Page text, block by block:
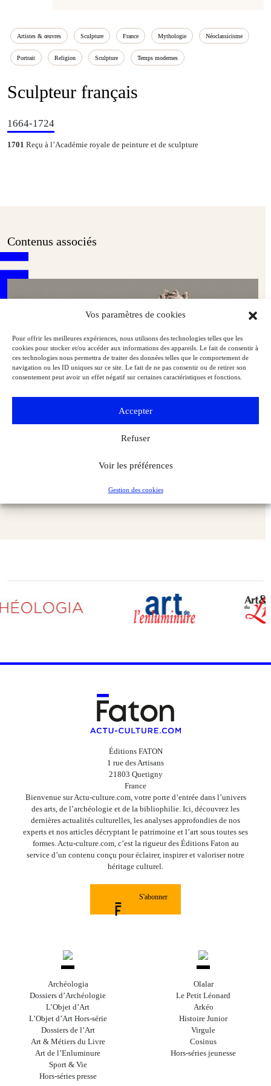
Vos paramètres de cookies
Pour offrir les meilleures expériences, nous utilisons des technologies telles que les
cookies pour stocker et/ou accéder aux informations des appareils. Le fait de consentir à
ces technologies nous permettra de traiter des données telles que le comportement de
navigation ou les ID uniques sur ce site. Le fait de ne pas consentir ou de retirer son
consentement peut avoir un effet négatif sur certaines caractéristiques et fonctions.
Accepter
Refuser
Voir les préférences
Gestion des cookies
Artistes & œuvres Sculpture France Mythologie Néoclassicisme
Portrait Religion Sculpture Temps modernes
Sculpteur français
1664-1724
1701 Reçu à l’Académie royale de peinture et de sculpture
Contenus associés
L'Objet d'Art
Éditions FATON
1 rue des Artisans
21803 Quetigny
France
Bienvenue sur Actu-culture.com, votre porte d’entrée dans l’univers
des arts, de l’archéologie et de la bibliophilie. Ici, découvrez les
dernières actualités culturelles, les analyses approfondies de nos
experts et nos articles décryptant le patrimoine et l’art sous toutes ses
formes. Actu-culture.com, c’est la rigueur des Éditions Faton au
service d’un contenu conçu pour éclairer, inspirer et valoriser notre
héritage culturel.
S'abonner
Archéologia
Dossiers d’Archéologie
L’Objet d’Art
L’Objet d’Art Hors-série
Dossiers de l’Art
Art & Métiers du Livre
Art de l’Enluminure
Sport & Vie
Hors-séries presse
Olalar
Le Petit Léonard
Arkéo
Histoire Junior
Virgule
Cosinus
Hors-séries jeunesse